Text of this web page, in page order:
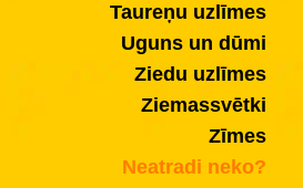
Taureņu uzlīmes
Uguns un dūmi
Ziedu uzlīmes
Ziemassvētki
Zīmes
Neatradi neko?